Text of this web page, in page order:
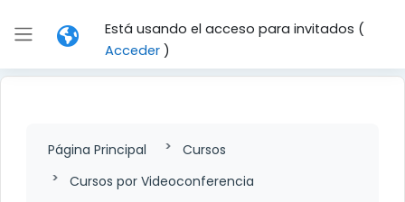
Panel lateral
Está usando el acceso para invitados (
Acceder)
Página Principal
Cursos
Cursos por Videoconferencia